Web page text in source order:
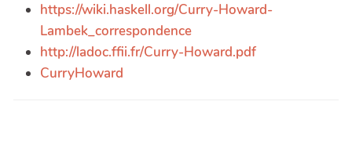
https://wiki.haskell.org/Curry-Howard-
Lambek_correspondence
http://ladoc.ffii.fr/Curry-Howard.pdf
CurryHoward